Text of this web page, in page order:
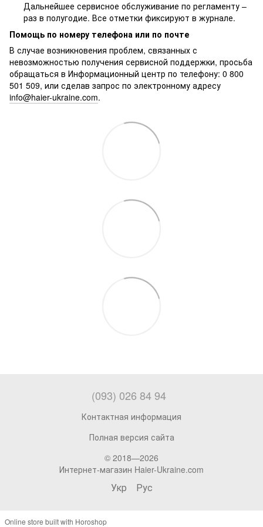
Дальнейшее сервисное обслуживание по регламенту –
раз в полугодие. Все отметки фиксируют в журнале.
Помощь по номеру телефона или по почте
В случае возникновения проблем, связанных с
невозможностью получения сервисной поддержки, просьба
обращаться в Информационный центр по телефону: 0 800
501 509, или сделав запрос по электронному адресу
info@haier-ukraine.com.
(093) 026 84 94
Контактная информация
Полная версия сайта
© 2018—2026
Интернет-магазин Haier-Ukraine.com
Укр Рус
Online store built with Horoshop